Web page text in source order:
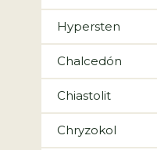
Hypersten
Chalcedón
Chiastolit
Chryzokol